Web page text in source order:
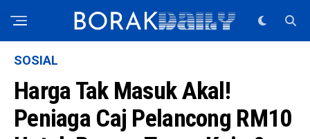
SOSIAL
Harga Tak Masuk Akal!
Peniaga Caj Pelancong RM10